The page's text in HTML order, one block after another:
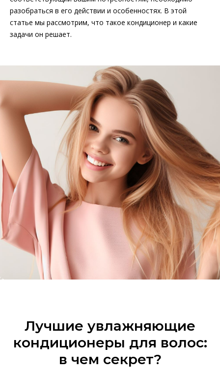
разобраться в его действии и особенностях. В этой
статье мы рассмотрим, что такое кондиционер и какие
задачи он решает.
Лучшие увлажняющие
кондиционеры для волос:
в чем секрет?